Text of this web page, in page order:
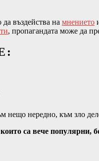
въздейства на мнението
, пропагандата може да
нещо нередно, към зло
са вече